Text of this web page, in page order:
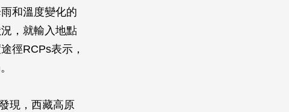
和溫度變化的
，就輸入地點
徑RCPs表示，
現，西藏高原